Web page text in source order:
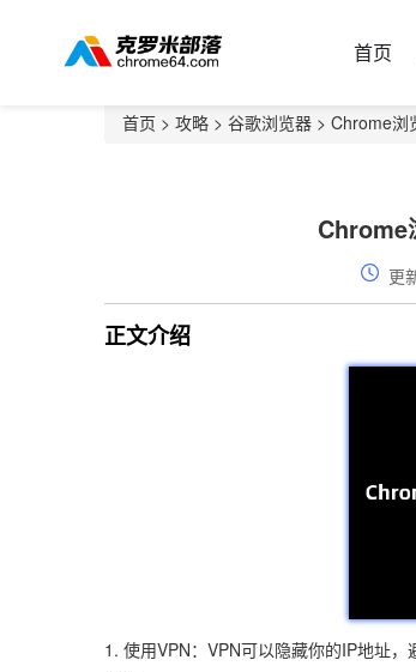
首页
首页 > 攻略 > 谷歌浏览器 > Chrome浏
Chrome
更
正文介绍
1. 使用VPN：VPN可以隐藏你的IP地址